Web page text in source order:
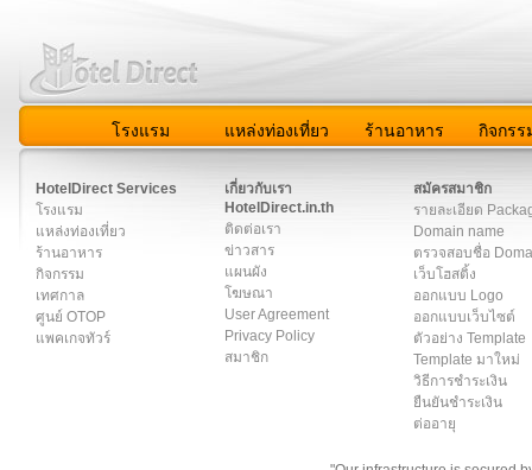
โรงแรม แหล่งท่องเที่ยว ร้านอาหาร กิจกรร
HotelDirect Services
โรงแรม
แหล่งท่องเที่ยว
ร้านอาหาร
กิจกรรม
เทศกาล
ศูนย์ OTOP
แพคเกจทัวร์
เกี่ยวกับเรา
HotelDirect.in.th
ติดต่อเรา
ข่าวสาร
แผนผัง
โฆษณา
User Agreement
Privacy Policy
สมาชิก
สมัครสมาชิก
รายละเอียด
Domain name
ตรวจสอบชื่อ
เว็บโฮสติ้ง
ออกแบบ Logo
ออกแบบเว็บไซต์
ตัวอย่าง Template
Template มาใหม่
วิธีการชำระเงิน
ยืนยันชำระเงิน
ต่ออายุ